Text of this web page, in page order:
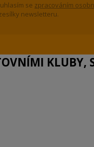
se zpracováním
newsletteru.
KLUBY,